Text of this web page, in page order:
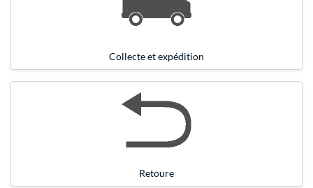
Collecte et expédition
Retoure